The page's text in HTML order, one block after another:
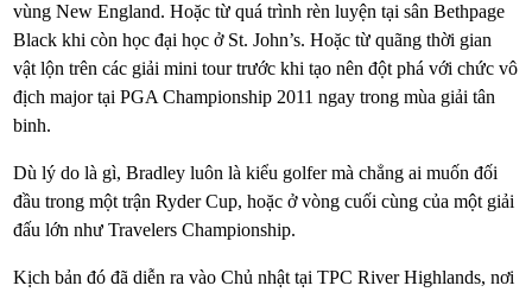
vùng New England. Hoặc từ quá trình rèn luyện tại sân Bethpage
Black khi còn học đại học ở St. John’s. Hoặc từ quãng thời gian
vật lộn trên các giải mini tour trước khi tạo nên đột phá với chức vô
địch major tại PGA Championship 2011 ngay trong mùa giải tân
binh.
Dù lý do là gì, Bradley luôn là kiểu golfer mà chẳng ai muốn đối
đầu trong một trận Ryder Cup, hoặc ở vòng cuối cùng của một giải
đấu lớn như Travelers Championship.
Kịch bản đó đã diễn ra vào Chủ nhật tại TPC River Highlands, nơi